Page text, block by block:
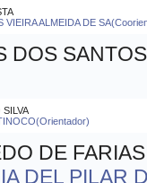
VIEIRA ALMEIDA DE
DOS
SILVA
DE
DEL PILAR